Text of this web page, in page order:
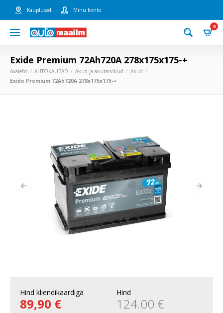
Kauplused Minu konto
0
Exide Premium 72Ah720A 278x175x175-+
Avaleht AUTOKAUBAD Akud ja akutarvikud
Akud
Exide Premium 72Ah720A 278x175x175-+
Hind kliendikaardiga
89,90 €
Hind
124.00 €